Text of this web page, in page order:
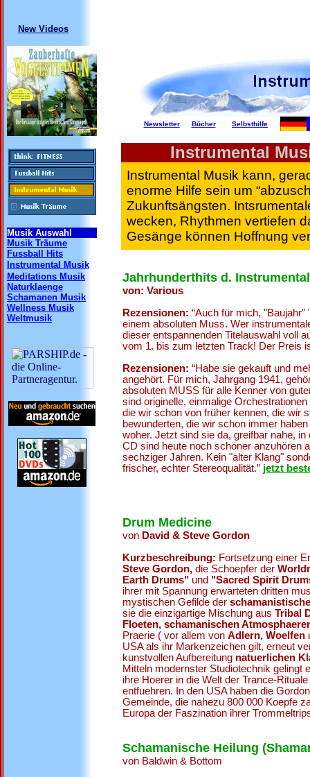
New Videos
Musik Auswahl
Musik Träume
Fussball Hits
Instrumental Musik
Meditations Musik
Naturklaenge
Schamanen Musik
Wellness Musik
Weltmusik
Newsletter Bücher Selbsthilfe
Instrumental
Instrumental Musik kann,
enorme Hilfe sein um
Zukunftsängsten.
wecken, Rhythmen vertiefen
Gesänge können Hoffnung
Jahrhunderthits d.
von: Various
Rezensionen: “Auch für mich,
einem absoluten Muss. Wer
dieser entspannenden Titelauswahl voll
vom 1. bis zum letzten Track! Der Preis
Rezensionen: “Habe sie gekauft und
angehört. Für mich, Jahrgang 1941,
absoluten MUSS für alle Kenner von
sind originelle, einmalige
die wir schon von früher kennen, die wir
bewunderten, die wir schon immer
woher. Jetzt sind sie da, greifbar nahe,
CD sind heute noch schöner anzuhören
sechziger Jahren. Kein "alter Klang"
frischer, echter Stereoqualität.” jetzt
Drum Medicine
von David & Steve Gordon
Kurzbeschreibung: Fortsetzung einer
Steve Gordon, die Schoepfer der
Earth Drums" und "Sacred Spirit
ihrer mit Spannung erwarteten dritten
mystischen Gefilde der
sie die einzigartige Mischung aus Tribal
Floeten, schamanischen
Praerie ( vor allem von Adlern, Woelfen
USA als ihr Markenzeichen gilt, erneut
kunstvollen Aufbereitung natuerlichen
Mitteln modernster Studiotechnik gelingt
ihre Hoerer in die Welt der Trance-
entfuehren. In den USA haben die
Gemeinde, die nahezu 800 000 Koepfe
Europa der Faszination ihrer
Schamanische Heilung
von Baldwin & Bottom